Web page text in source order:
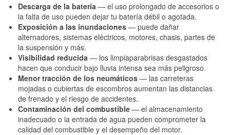
Descarga de la batería — el uso prolongado de accesorios o
la falta de uso pueden dejar tu batería débil o agotada.
Exposición a las inundaciones — puede dañar
alternadores, sistemas eléctricos, motores, chasis, partes de
la suspensión y más.
Visibilidad reducida — los limpiaparabrisas desgastados
hacen que conducir bajo lluvia intensa sea más peligroso.
Menor tracción de los neumáticos — las carreteras
mojadas o cubiertas de escombros aumentan las distancias
de frenado y el riesgo de accidentes.
Contaminación del combustible — el almacenamiento
inadecuado o la entrada de agua pueden comprometer la
calidad del combustible y el desempeño del motor.